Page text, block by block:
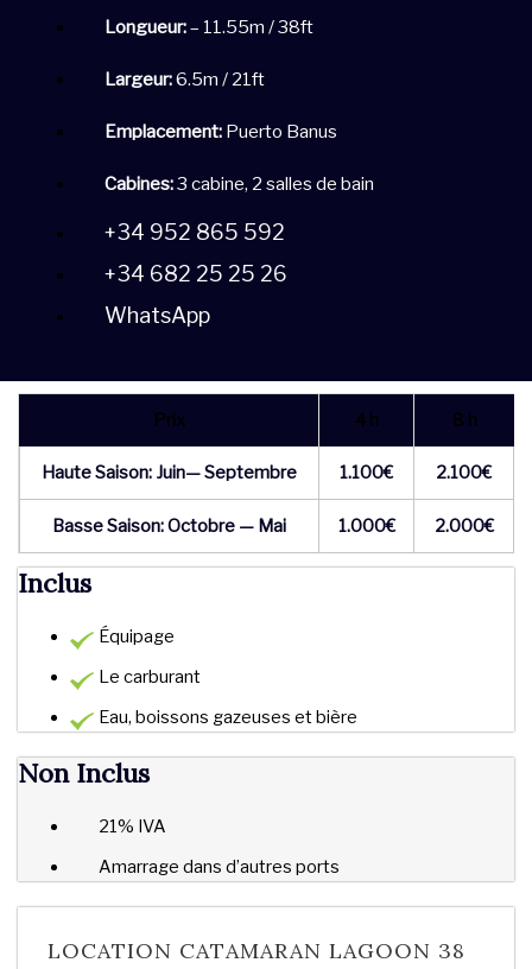
Longueur:– 11.55m / 38ft
Largeur:6.5m / 21ft
Emplacement:Puerto Banus
Cabines:3 cabine, 2 salles de bain
+34 952 865 592
+34 682 25 25 26
WhatsApp
Prix 4 h 8 h
Haute Saison: Juin— Septembre 1.100€ 2.100€
Basse Saison: Octobre — Mai 1.000€ 2.000€
Inclus
Équipage
Le carburant
Eau, boissons gazeuses et bière
Non Inclus
21% IVA
Amarrage dans d’autres ports
LOCATION CATAMARAN LAGOON 38